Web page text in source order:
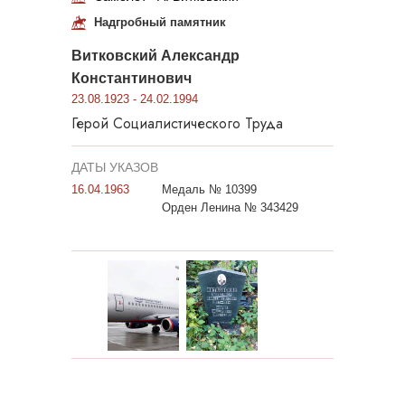
Надгробный памятник
Витковский Александр
Константинович
23.08.1923 - 24.02.1994
Герой Социалистического Труда
ДАТЫ УКАЗОВ
16.04.1963
Медаль № 10399
Орден Ленина № 343429